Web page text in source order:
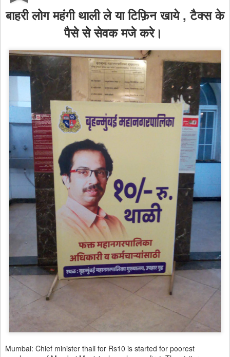
बाहरी लोग महंगी थाली ले या टिफ़िन खाये , टैक्स के
पैसे से सेवक मजे करे।
Mumbai: Chief minister thali for Rs10 is started for poorest